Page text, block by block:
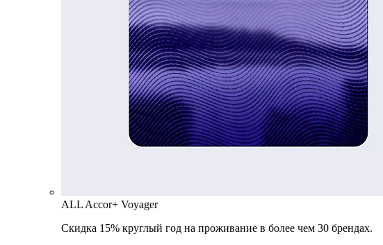
ALL Accor+ Voyager
Скидка 15% круглый год на проживание в более чем 30 брендах.